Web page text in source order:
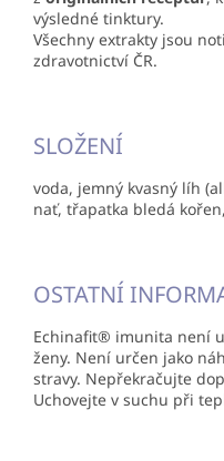
výsledné tinktury.
Všechny extrakty jsou
zdravotnictví ČR.
SLOŽENÍ
voda, jemný kvasný líh
nať, třapatka bledá
OSTATNÍ
Echinafit® imunita není
ženy. Není určen jako
stravy. Nepřekračujte
Uchovejte v suchu při